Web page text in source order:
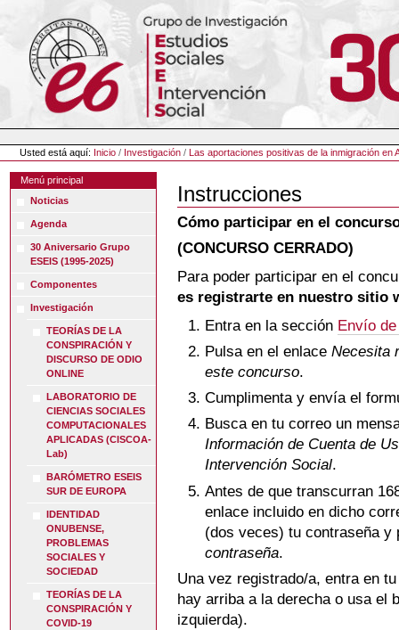
contenido.
navegación
Herramientas
Personales
Usted está aquí: Inicio / Investigación /Las aportaciones positivas de la inmigración en
Menú principal
Noticias
Agenda
30 Aniversario Grupo
ESEIS (1995-2025)
Componentes
Investigación
TEORÍAS DE LA
CONSPIRACIÓN Y
DISCURSO DE ODIO
ONLINE
LABORATORIO DE
CIENCIAS SOCIALES
COMPUTACIONALES
APLICADAS (CISCOA-
Lab)
BARÓMETRO ESEIS
SUR DE EUROPA
IDENTIDAD
ONUBENSE,
PROBLEMAS
SOCIALES Y
SOCIEDAD
TEORÍAS DE LA
CONSPIRACIÓN Y
COVID-19
Instrucciones
Cómo participar en el
(CONCURSO CERRADO)
Para poder participar en el
es registrarte en nuestro sitio
Entra en la sección Envío
Pulsa en el enlace Necesita
este concurso.
Cumplimenta y envía el
Busca en tu correo un
Información de Cuenta de
Intervención Social.
Antes de que transcurran
enlace incluido en dicho
(dos veces) tu contraseña y
contraseña.
Una vez registrado/a, entra en
hay arriba a la derecha o usa el
izquierda).